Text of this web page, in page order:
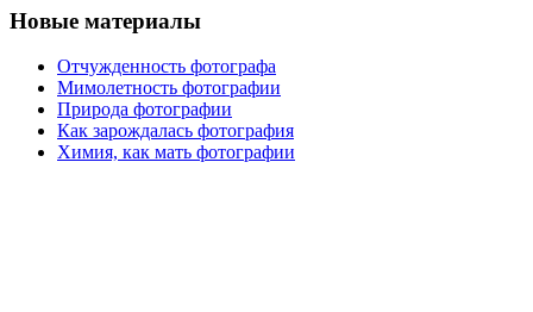
Новые материалы
Отчужденность фотографа
Мимолетность фотографии
Природа фотографии
Как зарождалась фотография
Химия, как мать фотографии